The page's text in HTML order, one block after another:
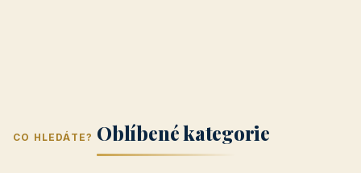
CO HLEDÁTE? Oblíbené kategorie
💰